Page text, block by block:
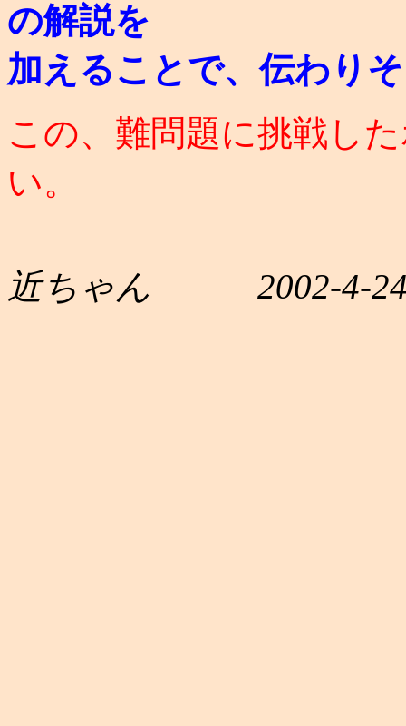
の解説を
加えることで、伝わり
この、難問題に挑戦し
い。
近ちゃん 2002-4-